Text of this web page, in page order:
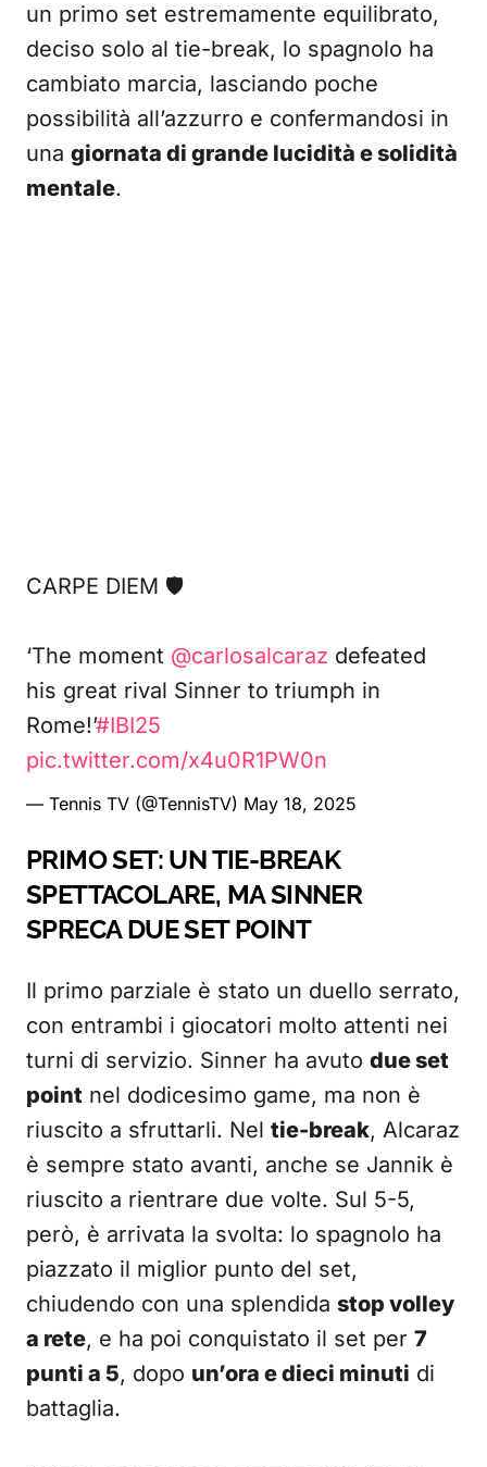
un primo set estremamente equilibrato,
deciso solo al tie-break, lo spagnolo ha
cambiato marcia, lasciando poche
possibilità all’azzurro e confermandosi in
una giornata di grande lucidità e solidità
mentale.
CARPE DIEM 🛡️
‘The moment @carlosalcaraz defeated
his great rival Sinner to triumph in
Rome!’#IBI25
pic.twitter.com/x4u0R1PW0n
— Tennis TV (@TennisTV) May 18, 2025
PRIMO SET: UN TIE-BREAK
SPETTACOLARE, MA SINNER
SPRECA DUE SET POINT
Il primo parziale è stato un duello serrato,
con entrambi i giocatori molto attenti nei
turni di servizio. Sinner ha avuto due set
point nel dodicesimo game, ma non è
riuscito a sfruttarli. Nel tie-break, Alcaraz
è sempre stato avanti, anche se Jannik è
riuscito a rientrare due volte. Sul 5-5,
però, è arrivata la svolta: lo spagnolo ha
piazzato il miglior punto del set,
chiudendo con una splendida stop volley
a rete, e ha poi conquistato il set per 7
punti a 5, dopo un’ora e dieci minuti di
battaglia.